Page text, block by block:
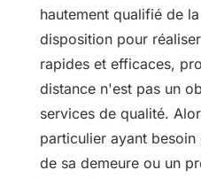
hautement qualifié de
disposition pour
rapides et efficaces,
distance n'est pas un
services de qualité.
particulier ayant
de sa demeure ou un